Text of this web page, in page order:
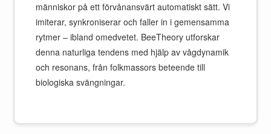
människor på ett förvånansvärt automatiskt sätt. Vi
imiterar, synkroniserar och faller in i gemensamma
rytmer – ibland omedvetet. BeeTheory utforskar
denna naturliga tendens med hjälp av vågdynamik
och resonans, från folkmassors beteende till
biologiska svängningar.